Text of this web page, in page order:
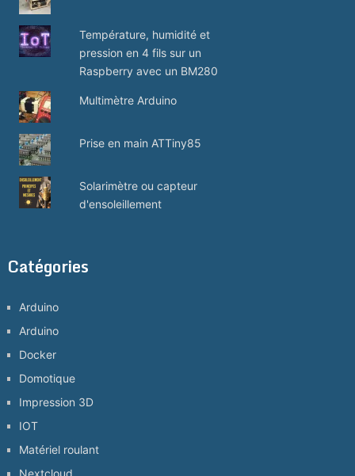
Température, humidité et
pression en 4 fils sur un
Raspberry avec un BM280
Multimètre Arduino
Prise en main ATTiny85
Solarimètre ou capteur
d'ensoleillement
Catégories
Arduino
Arduino
Docker
Domotique
Impression 3D
IOT
Matériel roulant